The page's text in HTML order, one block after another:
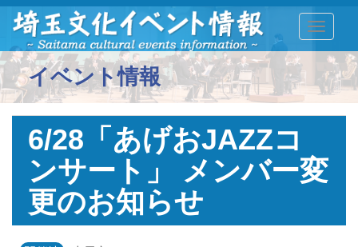
イベント情報
6/28「あげおJAZZコ
ンサート」 メンバー変
更のお知らせ